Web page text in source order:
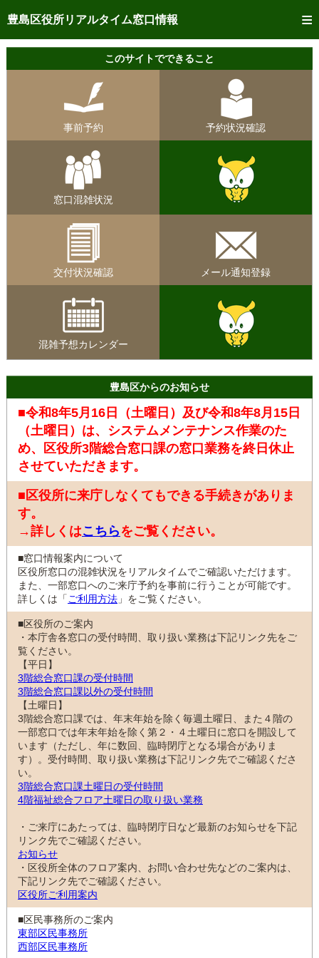
豊島区役所リアルタイム窓口情報
トップページへ
ご利用方法
予約状況確認
リアルタイム
混雑予想カレンダー
このサイトでできること
事前予約 予約状況確認
窓口混雑状況
交付状況確認 メール通知登録
混雑予想カレンダー
豊島区からのお知らせ
■令和8年5月16日（土曜日）及び令和8年8月15日
（土曜日）は、システムメンテナンス作業のた
め、区役所3階総合窓口課の窓口業務を終日休止
させていただきます。
■区役所に来庁しなくてもできる手続きがありま
す。
→詳しくはこちらをご覧ください。
■窓口情報案内について
区役所窓口の混雑状況をリアルタイムでご確認いただけます。
また、一部窓口へのご来庁予約を事前に行うことが可能です。
詳しくは「 ご利用方法 」をご覧ください。
■区役所のご案内
・本庁舎各窓口の受付時間、取り扱い業務は下記リンク先をご
覧ください。
【平日】
3階総合窓口課の受付時間
3階総合窓口課以外の受付時間
【土曜日】
3階総合窓口課では、年末年始を除く毎週土曜日、また４階の
一部窓口では年末年始を除く第２・４土曜日に窓口を開設して
います（ただし、年に数回、臨時閉庁となる場合がありま
す）。受付時間、取り扱い業務は下記リンク先でご確認くださ
い。
3階総合窓口課土曜日の受付時間
4階福祉総合フロア土曜日の取り扱い業務
・ご来庁にあたっては、臨時閉庁日など最新のお知らせを下記
リンク先でご確認ください。
お知らせ
・区役所全体のフロア案内、お問い合わせ先などのご案内は、
下記リンク先でご確認ください。
区役所ご利用案内
■区民事務所のご案内
東部区民事務所
西部区民事務所